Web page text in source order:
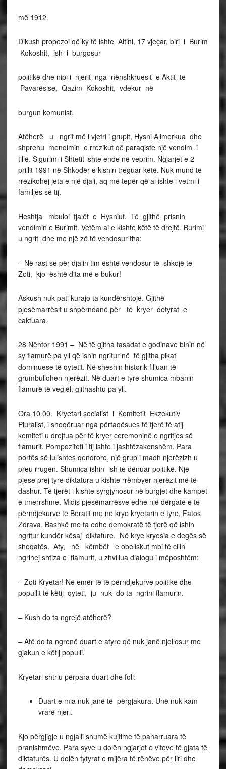
më 1912.
Dikush propozoi që ky të ishte Altini, 17 vjeçar, biri i Burim
Kokoshit, ish i burgosur
politikë dhe nipi i njërit nga nënshkruesit e Aktit të
Pavarësise, Qazim Kokoshit, vdekur në
burgun komunist.
Atëherë u ngrit më i vjetri i grupit, Hysni Alimerkua dhe
shprehu mendimin e rrezikut që paraqiste një vendim i
tillë. Sigurimi i Shtetit ishte ende në veprim. Ngjarjet e 2
prillit 1991 në Shkodër e kishin treguar këtë. Nuk mund të
rrezikohej jeta e një djali, aq më tepër që ai ishte i vetmi i
familjes së tij.
Heshtja mbuloi fjalët e Hysniut. Të gjithë prisnin
vendimin e Burimit. Vetëm ai e kishte këtë të drejtë. Burimi
u ngrit dhe me një zë të vendosur tha:
– Në rast se për djalin tim është vendosur të shkojë te
Zoti, kjo është dita më e bukur!
Askush nuk pati kurajo ta kundërshtojë. Gjithë
pjesëmarrësit u shpërndanë për të kryer detyrat e
caktuara.
28 Nëntor 1991 – Në të gjitha fasadat e godinave binin në
sy flamurë pa yll që ishin ngritur në të gjitha pikat
dominuese të qytetit. Në sheshin historik filluan të
grumbullohen njerëzit. Në duart e tyre shumica mbanin
flamurë të vegjël, gjithashtu pa yll.
Ora 10.00. Kryetari socialist i Komitetit Ekzekutiv
Pluralist, i shoqëruar nga përfaqësues të tjerë të atij
komiteti u drejtua për të kryer ceremoninë e ngritjes së
flamurit. Pompoziteti i tij ishte i jashtëzakonshëm. Para
portës së lulishtes qendrore, një grup i madh njerëzizh u
preu rrugën. Shumica ishin ish të dënuar politikë. Një
pjese prej tyre diktatura u kishte rrëmbyer njerëzit më të
dashur. Të tjerët i kishte syrgjynosur në burgjet dhe kampet
e tmerrshme. Midis pjesëmarrësve edhe një dërgatë e të
përndjekurve të Beratit me në krye kryetarin e tyre, Fatos
Zdrava. Bashkë me ta edhe demokratë të tjerë që ishin
ngritur kundër kësaj diktature. Në krye kryesia e degës së
shoqatës. Aty, në këmbët e obeliskut mbi të cilin
ngrihej shtiza e flamurit, u zhvillua dialogu i mëposhtëm:
– Zoti Kryetar! Në emër të të përndjekurve politikë dhe
popullit të këtij qyteti, ju nuk do ta ngrini flamurin.
– Kush do ta ngrejë atëherë?
– Atë do ta ngrenë duart e atyre që nuk janë njollosur me
gjakun e këtij populli.
Kryetari shtriu përpara duart dhe foli:
Duart e mia nuk janë të përgjakura. Unë nuk kam
vrarë njeri.
Kjo përgjigje u ngjalli shumë kujtime të paharruara të
pranishmëve. Para syve u dolën ngjarjet e viteve të gjata të
diktaturës. U dolën fytyrat e mijëra të rënëve për liri dhe